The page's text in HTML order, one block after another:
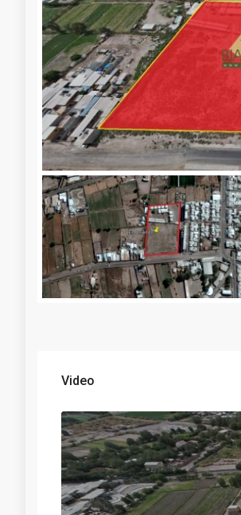
Video